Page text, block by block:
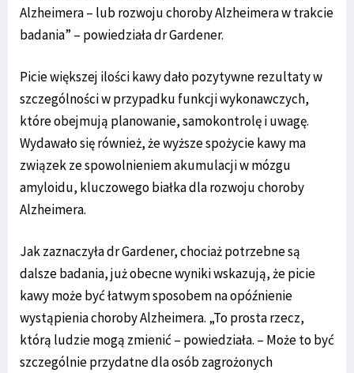
Alzheimera – lub rozwoju choroby Alzheimera w trakcie
badania” – powiedziała dr Gardener.
Picie większej ilości kawy dało pozytywne rezultaty w
szczególności w przypadku funkcji wykonawczych,
które obejmują planowanie, samokontrolę i uwagę.
Wydawało się również, że wyższe spożycie kawy ma
związek ze spowolnieniem akumulacji w mózgu
amyloidu, kluczowego białka dla rozwoju choroby
Alzheimera.
Jak zaznaczyła dr Gardener, chociaż potrzebne są
dalsze badania, już obecne wyniki wskazują, że picie
kawy może być łatwym sposobem na opóźnienie
wystąpienia choroby Alzheimera. „To prosta rzecz,
którą ludzie mogą zmienić – powiedziała. – Może to być
szczególnie przydatne dla osób zagrożonych